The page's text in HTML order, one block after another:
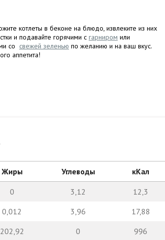
котлеты в беконе на блюдо, извлеките из них
и подавайте горячими с гарниром или
со свежей зеленью по желанию и на ваш вкус.
аппетита!
Жиры Углеводы кКал
0 3,12
12,3
0,012 3,96
17,88
202,92 0
996